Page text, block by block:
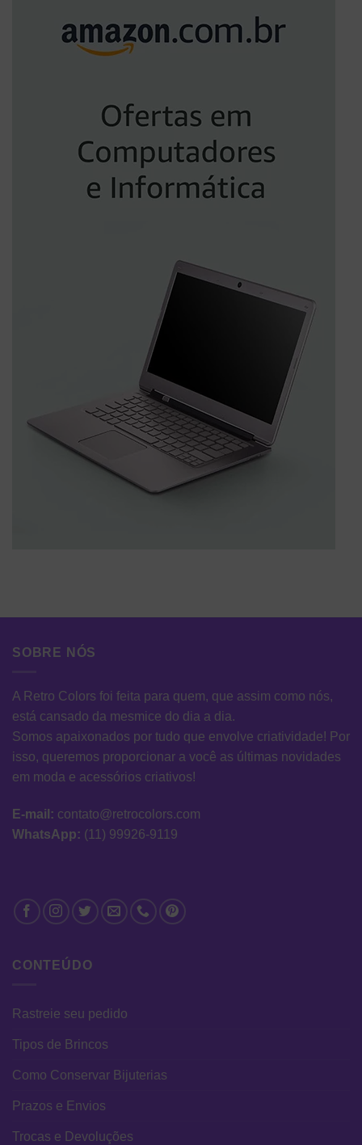
SOBRE NÓS
A Retro Colors foi feita para quem, que assim como nós,
está cansado da mesmice do dia a dia.
Somos apaixonados por tudo que envolve criatividade! Por
isso, queremos proporcionar a você as últimas novidades
em moda e acessórios criativos!
E-mail: contato@retrocolors.com
WhatsApp: (11) 99926-9119
CONTEÚDO
Rastreie seu pedido
Tipos de Brincos
Como Conservar Bijuterias
Prazos e Envios
Trocas e Devoluções